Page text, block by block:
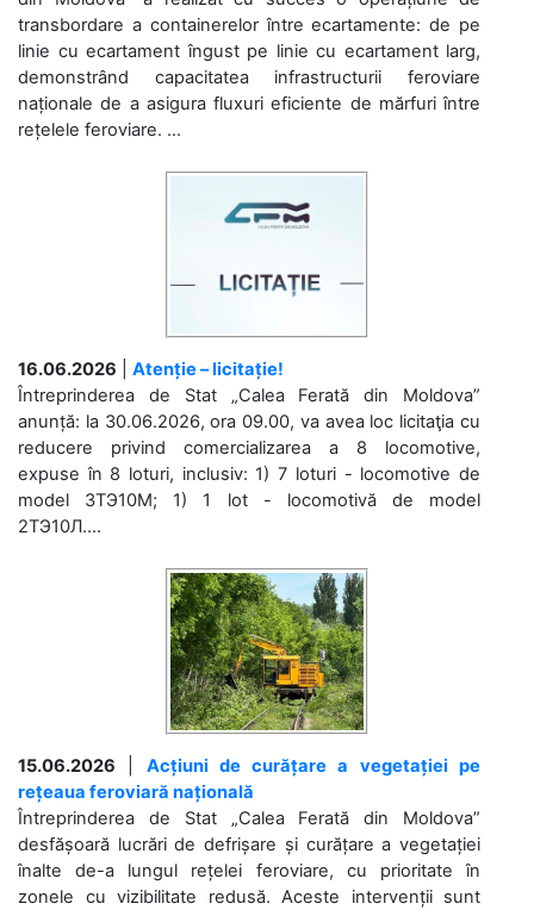
transbordare a containerelor între ecartamente: de pe
linie cu ecartament îngust pe linie cu ecartament larg,
demonstrând capacitatea infrastructurii feroviare
naționale de a asigura fluxuri eficiente de mărfuri între
rețelele feroviare. ...
16.06.2026
Atenție – licitație!
Întreprinderea de Stat „Calea Ferată din Moldova”
anunță: la 30.06.2026, ora 09.00, va avea loc licitaţia cu
reducere privind comercializarea a 8 locomotive,
expuse în 8 loturi, inclusiv: 1) 7 loturi - locomotive de
model 3ТЭ10М; 1) 1 lot - locomotivă de model
2ТЭ10Л....
15.06.2026
Acțiuni de curățare a vegetației pe
rețeaua feroviară națională
Întreprinderea de Stat „Calea Ferată din Moldova”
desfășoară lucrări de defrișare și curățare a vegetației
înalte de-a lungul rețelei feroviare, cu prioritate în
zonele cu vizibilitate redusă. Aceste intervenții sunt